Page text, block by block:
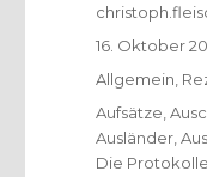
Autor
Veröffentlicht
am
16. Oktober
Kategorien
Allgemein
Schlagwörter
Aufsätze ,
Ausländer ,
Die